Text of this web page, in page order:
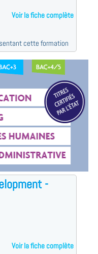
Voir la fiche complète
cette formation
-
Voir la fiche complète